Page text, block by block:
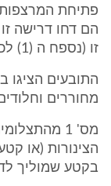
פתיחת
הם דחו דרישה
זו (נספח ה (1) לכתב התביעה, סעיף 5).
התובעים הציגו
מחוררים
מס' 1
הצינורות (או
בקטע שמוליך